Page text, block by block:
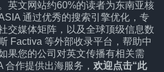
英文网站约60%的读者为东南亚核
通过优秀的搜索引擎优化，专
交媒体矩阵，以及全球顶级信息数
Factiva 等外部收录平台，帮助中
果您的公司对英文传播有相关需
作提供出海服务， 欢迎点击“此